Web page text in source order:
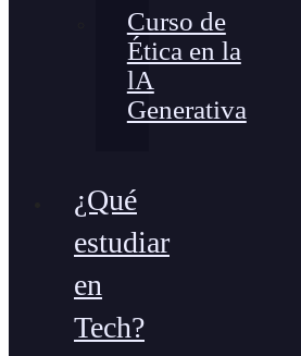
Curso de
Ética en la
lA
Generativa
¿Qué
estudiar
en
Tech?